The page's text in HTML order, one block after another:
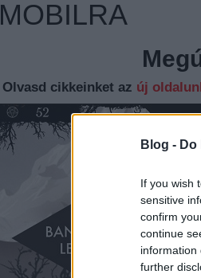
Blog -
If you wish
sensitive
confirm
continue
information
further
MOBILRA
Olvasd cikkeinket az új